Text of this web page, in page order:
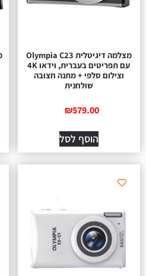
מצלמה דיגיטלית Olympia C23
עם תפריטים בעברית, וידאו 4K
וצילום סלפי + מתנה חצובה
שולחנית
₪579.00
הוסף לסל